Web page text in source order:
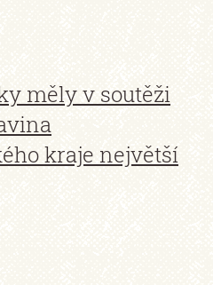
měly v soutěži
kraje největší